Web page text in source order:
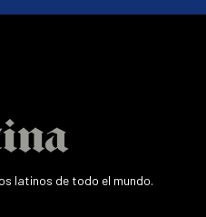
latinos de todo el mundo.